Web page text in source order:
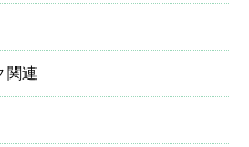
関連